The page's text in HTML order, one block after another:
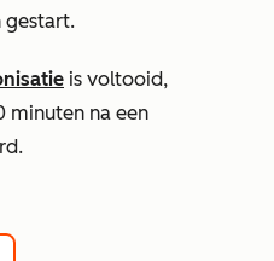
gestart.
is voltooid,
minuten na een